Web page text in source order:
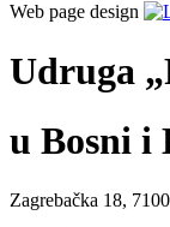
Web page design
Udruga
u Bosni i
Zagrebačka 18,